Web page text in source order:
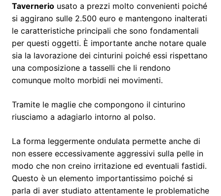
Tavernerio usato a prezzi molto convenienti poiché
si aggirano sulle 2.500 euro e mantengono inalterati
le caratteristiche principali che sono fondamentali
per questi oggetti. È importante anche notare quale
sia la lavorazione dei cinturini poiché essi rispettano
una composizione a tasselli che li rendono
comunque molto morbidi nei movimenti.
Tramite le maglie che compongono il cinturino
riusciamo a adagiarlo intorno al polso.
La forma leggermente ondulata permette anche di
non essere eccessivamente aggressivi sulla pelle in
modo che non creino irritazione ed eventuali fastidi.
Questo è un elemento importantissimo poiché si
parla di aver studiato attentamente le problematiche